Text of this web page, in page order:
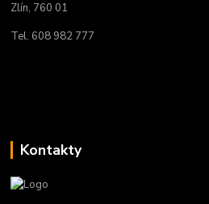
Zlín, 760 01
Tel. 608 982 777
Kontakty